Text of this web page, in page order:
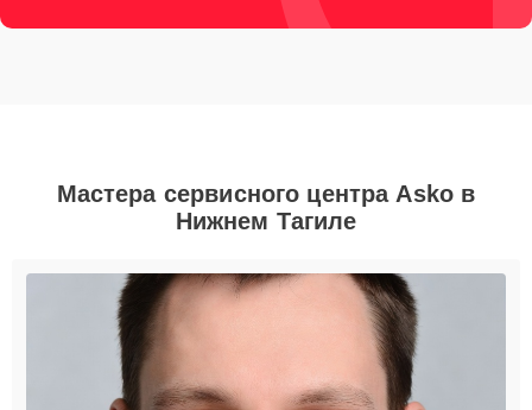
Мастера сервисного центра Asko в
Нижнем Тагиле